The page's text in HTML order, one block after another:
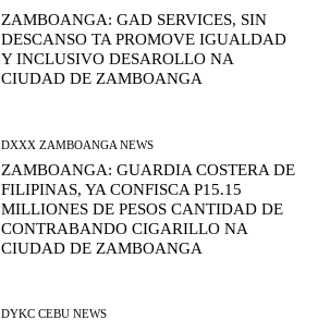
ZAMBOANGA: GAD SERVICES, SIN
DESCANSO TA PROMOVE IGUALDAD
Y INCLUSIVO DESAROLLO NA
CIUDAD DE ZAMBOANGA
DXXX ZAMBOANGA NEWS
ZAMBOANGA: GUARDIA COSTERA DE
FILIPINAS, YA CONFISCA P15.15
MILLIONES DE PESOS CANTIDAD DE
CONTRABANDO CIGARILLO NA
CIUDAD DE ZAMBOANGA
DYKC CEBU NEWS